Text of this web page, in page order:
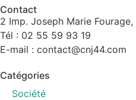
Contact
2 Imp. Joseph Marie
Tél : 02 55 59 93 19
E-mail : contact@cnj44.com
Catégories
Société